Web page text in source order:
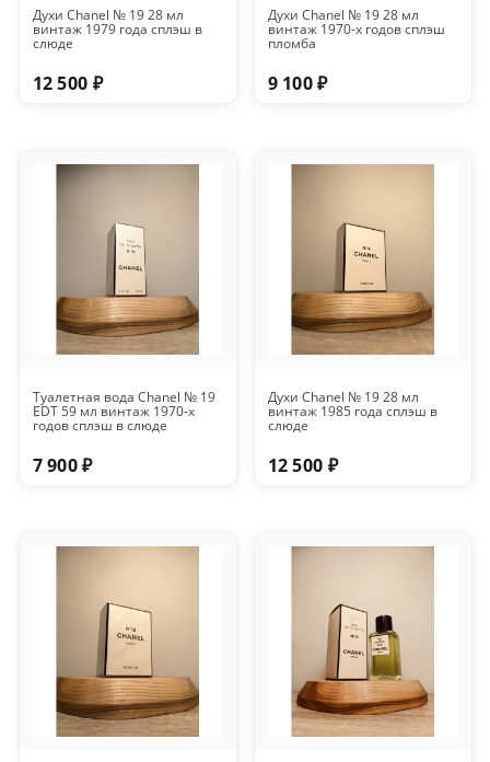
Духи Chanel № 19 28 мл
винтаж 1979 года сплэш в
слюде
12 500 ₽
Духи Chanel № 19 28 мл
винтаж 1970-х годов сплэш
пломба
9 100 ₽
Туалетная вода Chanel № 19
EDT 59 мл винтаж 1970-х
годов сплэш в слюде
7 900 ₽
Духи Chanel № 19 28 мл
винтаж 1985 года сплэш в
слюде
12 500 ₽